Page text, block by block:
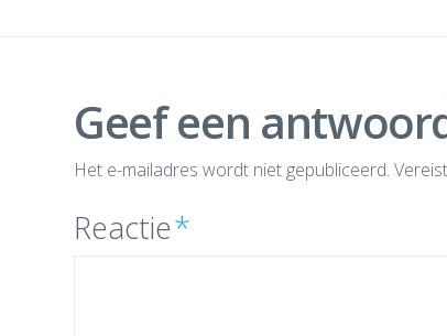
Geef een
Het e-mailadres wordt niet gepubliceerd.
Reactie*